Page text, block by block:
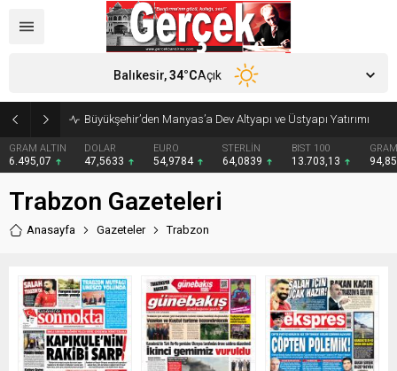
Büyükşehir’den Manyas’a Dev Altyapı ve Üstyapı Yatırımı
GRAM ALTIN
6.495,07
DOLAR
47,5633
EURO
54,9784
STERLİN
64,0839
BIST 100
13.703,13
Balıkesir,34°CAçık
Trabzon Gazeteleri
Anasayfa Gazeteler Trabzon